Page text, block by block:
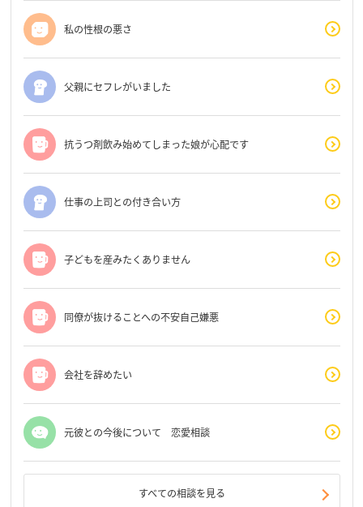
私の性根の悪さ
父親にセフレがいました
抗うつ剤飲み始めてしまった娘が心配です
仕事の上司との付き合い方
子どもを産みたくありません
同僚が抜けることへの不安自己嫌悪
会社を辞めたい
元彼との今後について 恋愛相談
すべての相談を見る